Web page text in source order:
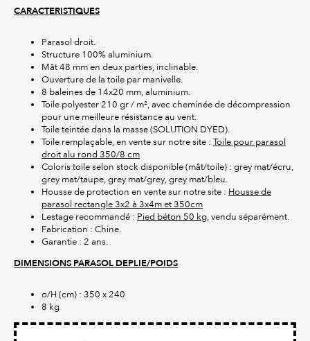
CARACTERISTIQUES
Parasol droit.
Structure 100% aluminium.
Mât 48 mm en deux parties, inclinable.
Ouverture de la toile par manivelle.
8 baleines de 14x20 mm, aluminium.
Toile polyester 210 gr / m², avec cheminée de décompression
pour une meilleure résistance au vent.
Toile teintée dans la masse (SOLUTION DYED).
Toile remplaçable, en vente sur notre site : Toile pour parasol
droit alu rond 350/8 cm
Coloris toile selon stock disponible (mât/toile) : grey mat/écru,
grey mat/taupe, grey mat/grey, grey mat/bleu.
Housse de protection en vente sur notre site : Housse de
parasol rectangle 3x2 à 3x4m et 350cm
Lestage recommandé : Pied béton 50 kg, vendu séparément.
Fabrication : Chine.
Garantie : 2 ans.
DIMENSIONS PARASOL DEPLIE/POIDS
ø/H (cm) : 350 x 240
8 kg